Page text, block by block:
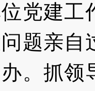
党建
题亲
。抓领